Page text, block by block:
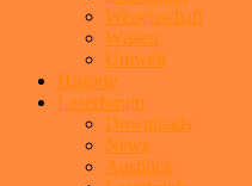
Wissenschaft
Wissen
Umwelt
Historie
Leserforum
Downloads
News
Ausblick